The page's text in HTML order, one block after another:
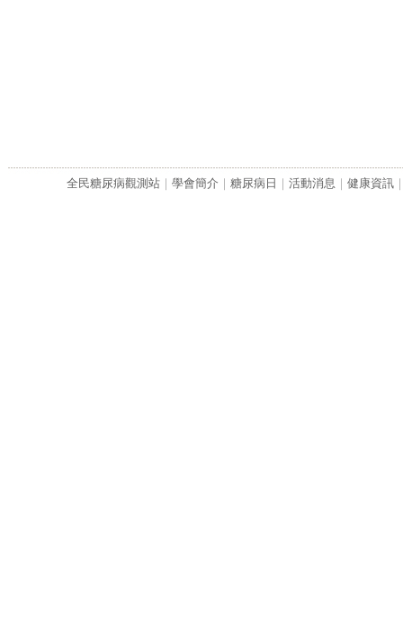
全民糖尿病觀測站｜ 學會簡介 糖尿病日 活動消息 健康資訊